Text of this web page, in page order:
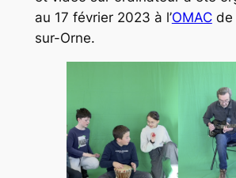
au 17 février 2023 à l’OMACde
sur-Orne.